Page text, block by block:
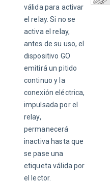
válida para activar
el relay. Si no se
activa el relay,
antes de su uso, el
dispositivo GO
emitirá un pitido
continuo y la
conexión eléctrica,
impulsada por el
relay,
permanecerá
inactiva hasta que
se pase una
etiqueta válida por
el lector.